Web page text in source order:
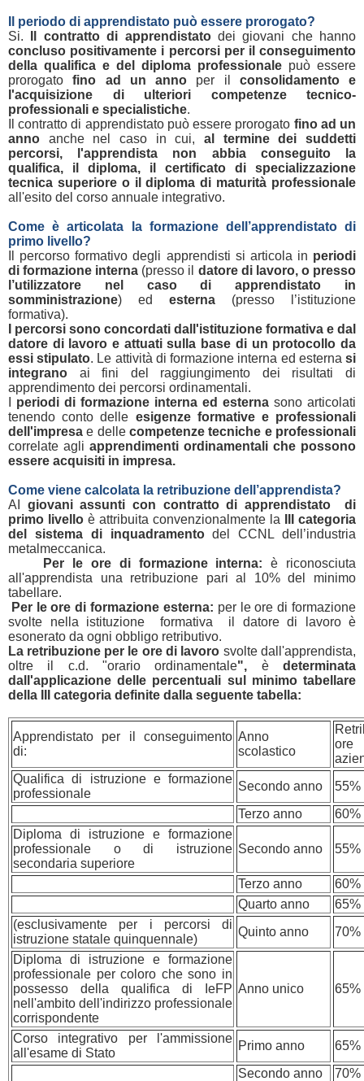
Il periodo di apprendistato può essere prorogato?
Si.
Il contratto di apprendistatodei giovani che hanno
concluso positivamente i percorsi per il conseguimento
della qualifica e del diploma professionale può essere
prorogatofino ad un anno per il consolidamento e
l'acquisizione di ulteriori competenze tecnico-
professionali e specialistiche.
Il contratto di apprendistato può essere prorogato fino ad un
anno anche nel caso in cui, al termine dei suddetti
percorsi, l'apprendista non abbia conseguito la
qualifica, il diploma, il certificato di specializzazione
tecnica superiore o il diploma di maturità professionale
all'esito del corso annuale integrativo.
Come è articolata la formazione dell’apprendistato di
primo livello?
Il percorso formativo degli apprendisti si articola in periodi
di formazione interna (presso il datore di lavoro, o presso
l’utilizzatore nel caso di apprendistato in
somministrazione) ed esterna (presso l’istituzione
formativa).
I percorsi sono concordati dall'istituzione formativa e dal
datore di lavoro e attuati sulla base di un protocollo da
essi stipulato. Le attività di formazione interna ed esterna si
integrano ai fini del raggiungimento dei risultati di
apprendimento dei percorsi ordinamentali.
periodi di formazione interna ed esterna sono articolati
tenendo conto delle esigenze formative e professionali
dell'impresae dellecompetenze tecniche e professionali
correlate agli apprendimenti ordinamentali che possono
essere acquisiti in impresa.
Come viene calcolata la retribuzione dell’apprendista?
AI
giovani assunti con contratto di apprendistato di
primo livello è attribuita convenzionalmente la III categoria
del sistema di inquadramentodel CCNL dell’industria
metalmeccanica.
Per le ore di formazione interna:è riconosciuta
all'apprendista una retribuzione pari al 10% del minimo
tabellare.
Per le ore di formazione esterna: per le ore di formazione
svolte nella istituzione formativa il datore di lavoro è
esonerato da ogni obbligo retributivo.
La retribuzione per le ore di lavoro svolte dall'apprendista,
oltre il c.d. "orario ordinamentale", èdeterminata
dall'applicazione delle percentuali sul minimo tabellare
della III categoria definite dalla seguente tabella:
Apprendistato per il conseguimento
di:
Anno
scolastico
ore
Qualifica di istruzione e formazione
professionale
Secondo anno
55%
Terzo anno
60%
Diploma di istruzione e formazione
professionale o di istruzione
secondaria superiore
Secondo anno 55%
Terzo anno
60%
Quarto anno
65%
(esclusivamente per i percorsi di
istruzione statale quinquennale)
Quinto anno
70%
Diploma di istruzione e formazione
professionale per coloro che sono in
possesso della qualifica di IeFP
nell'ambito dell'indirizzo professionale
corrispondente
Anno unico 65%
Corso integrativo per l'ammissione
all'esame di Stato
Primo anno
65%
Secondo anno
70%